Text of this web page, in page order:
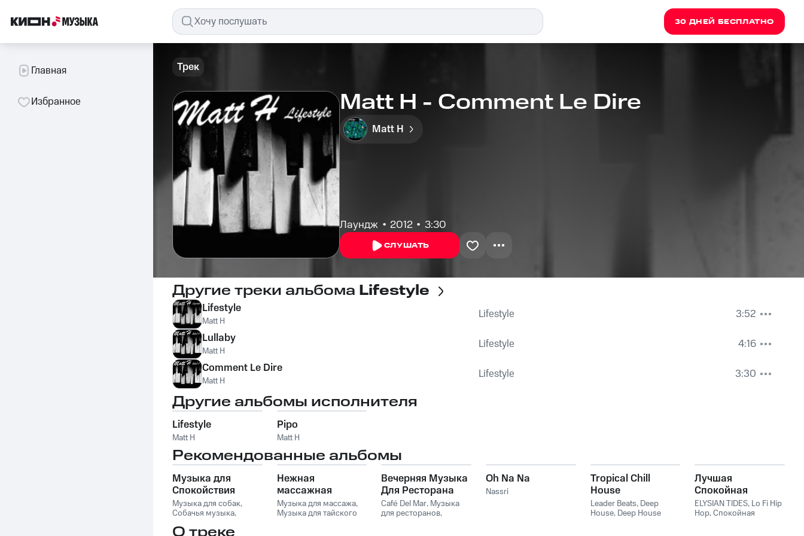
30 ДНЕЙ БЕСПЛАТНО
Главная
Избранное
Трек
Matt H - Comment Le Dire
Matt H
Лаундж 2012 3:30
СЛУШАТЬ
Другие треки альбома Lifestyle
Lifestyle
Matt H Lifestyle
3:52
Lullaby
Matt H Lifestyle
4:16
Comment Le Dire
Matt H Lifestyle 3:30
Другие альбомы исполнителя
Lifestyle
Matt H
Pipo
Matt H
Рекомендованные альбомы
Музыка для
Спокойствия
Кошек
Музыка для собак,
Собачья музыка,
Музыка для сна
Нежная
массажная
музыка для
глубокого
Музыка для массажа,
Музыка для тайского
Вечерняя Музыка
Для Ресторана
Vol. 1
Café Del Mar, Музыка
для ресторанов,
Oh Na Na
Nassri
Tropical Chill
House
Leader Beats, Deep
House, Deep House
Лучшая
Спокойная
Музыка Для
Фона, Работы И
ELYSIAN TIDES, Lo Fi Hip
Hop,Спокойная